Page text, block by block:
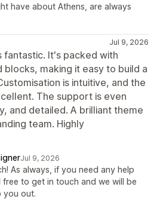
have about Athens, are always
Jul 9, 2026
fantastic. It's packed with
making it easy to build a
is intuitive, and the
The support is even
and detailed. A brilliant theme
team. Highly
Jul 9, 2026
As always, if you need any help
to get in touch and we will be
you out.